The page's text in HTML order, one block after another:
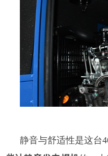
静音与舒适性是这台